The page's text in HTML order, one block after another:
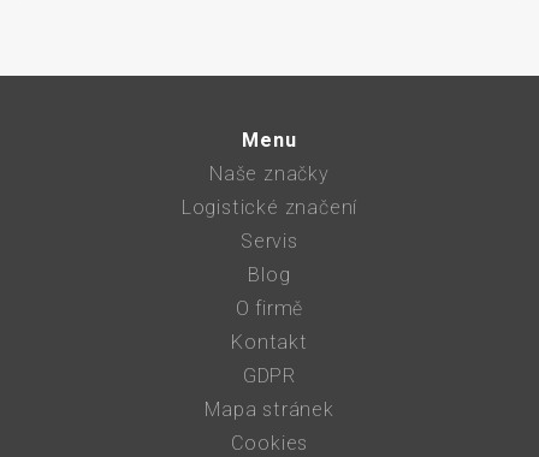
Menu
Naše značky
Logistické značení
Servis
Blog
O firmě
Kontakt
GDPR
Mapa stránek
Cookies